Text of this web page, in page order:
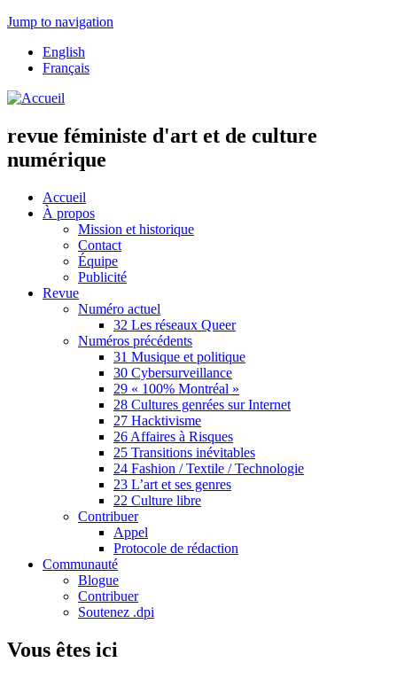
Jump to navigation
English
Français
revue féministe d'art et de culture
numérique
Accueil
À propos
Mission et historique
Contact
Équipe
Publicité
Revue
Numéro actuel
32 Les réseaux Queer
Numéros précédents
31 Musique et politique
30 Cybersurveillance
29 « 100% Montréal »
28 Cultures genrées sur Internet
27 Hacktivisme
26 Affaires à Risques
25 Transitions inévitables
24 Fashion / Textile / Technologie
23 L’art et ses genres
22 Culture libre
Contribuer
Appel
Protocole de rédaction
Communauté
Blogue
Contribuer
Soutenez .dpi
Vous êtes ici